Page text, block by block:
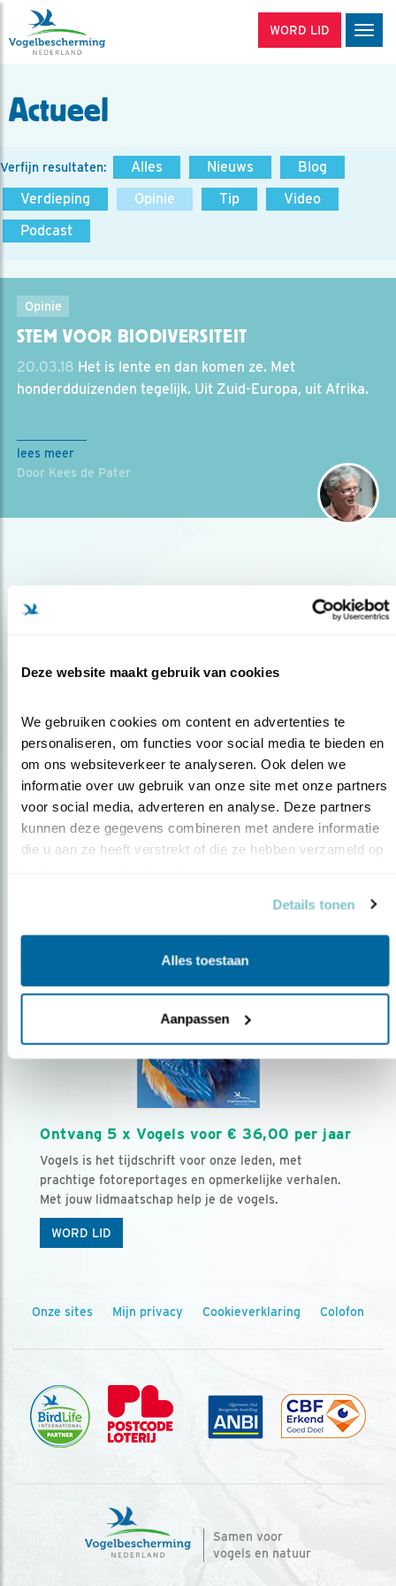
Deze website maakt gebruik van cookies
We gebruiken cookies om content en advertenties te
personaliseren, om functies voor social media te bieden en
om ons websiteverkeer te analyseren. Ook delen we
informatie over uw gebruik van onze site met onze partners
voor social media, adverteren en analyse. Deze partners
kunnen deze gegevens combineren met andere informatie
die u aan ze heeft verstrekt of die ze hebben verzameld op
Details tonen
Alles toestaan
Aanpassen
WORD LID
Actueel
Verfijn resultaten: Alles Nieuws
Blog
Verdieping
Opinie Tip
Video
Podcast
Opinie
STEM VOOR BIODIVERSITEIT
20.03.18 Het is lente en dan komen ze. Met
honderdduizenden tegelijk. Uit Zuid-Europa, uit Afrika.
lees meer
Door Kees de Pater
Meld je aan en ontvang nieuws, inspiratie, acties en tips
over vogels en activiteiten van Vogelbescherming.
AANMELDEN VOGELNIEUWS
Volg ons via social media
Ontvang 5 x Vogels voor € 36,00 per jaar
Vogels is het tijdschrift voor onze leden, met
prachtige fotoreportages en opmerkelijke verhalen.
Met jouw lidmaatschap help je de vogels.
WORD LID
Onze sites Mijn privacy Cookieverklaring Colofon
Samen voor
vogels en natuur